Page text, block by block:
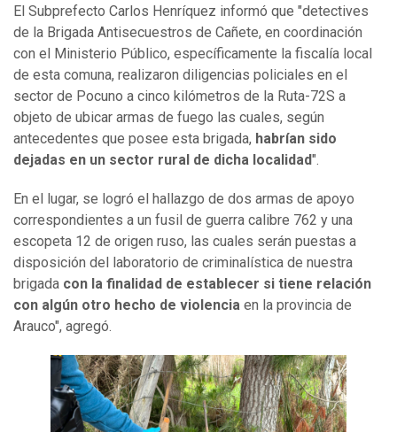
El Subprefecto Carlos Henríquez informó que "detectives
de la Brigada Antisecuestros de Cañete, en coordinación
con el Ministerio Público, específicamente la fiscalía local
de esta comuna, realizaron diligencias policiales en el
sector de Pocuno a cinco kilómetros de la Ruta-72S a
objeto de ubicar armas de fuego las cuales, según
antecedentes que posee esta brigada, habrían sido
dejadas en un sector rural de dicha localidad".
En el lugar, se logró el hallazgo de dos armas de apoyo
correspondientes a un fusil de guerra calibre 762 y una
escopeta 12 de origen ruso, las cuales serán puestas a
disposición del laboratorio de criminalística de nuestra
brigada con la finalidad de establecer si tiene relación
con algún otro hecho de violencia en la provincia de
Arauco", agregó.